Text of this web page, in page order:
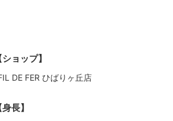
ショップ】
DE FER ひばりヶ丘店
身長】